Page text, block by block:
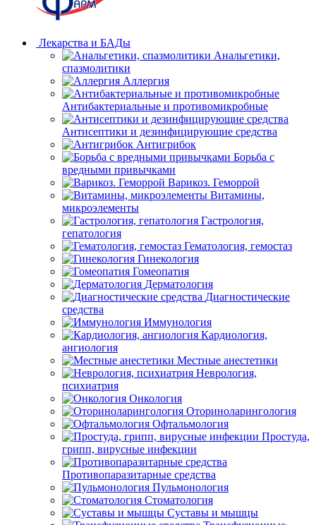
Лекарства и БАДы
Анальгетики,
спазмолитики
Аллергия
Антибактериальные и противомикробные
Антисептики и дезинфицирующие средства
Антигрибок
Борьба с
вредными привычками
Варикоз. Геморрой
Витамины,
микроэлементы
Гастрология,
гепатология
Гематология, гемостаз
Гинекология
Гомеопатия
Дерматология
Диагностические
средства
Иммунология
Кардиология,
ангиология
Местные анестетики
Неврология,
психиатрия
Онкология
Оториноларингология
Офтальмология
Простуда,
грипп, вирусные инфекции
Противопаразитарные средства
Пульмонология
Стоматология
Суставы и мышцы